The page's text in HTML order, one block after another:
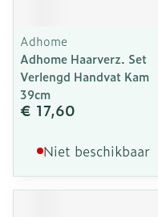
Adhome
Adhome Haarverz. Set
Verlengd Handvat Kam
39cm
€ 17,60
Niet beschikbaar